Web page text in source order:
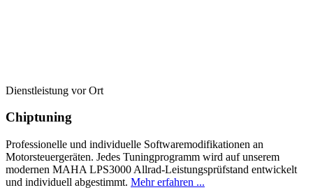
Dienstleistung vor Ort
Chiptuning
Professionelle und individuelle Softwaremodifikationen an
Motorsteuergeräten. Jedes Tuningprogramm wird auf unserem
modernen MAHA LPS3000 Allrad-Leistungsprüfstand entwickelt
und individuell abgestimmt. Mehr erfahren ...